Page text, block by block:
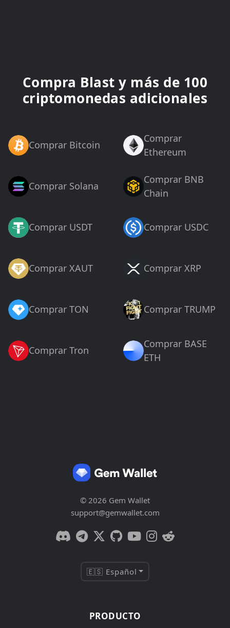
Compra Blast y más de 100
criptomonedas adicionales
Comprar Bitcoin
Comprar
Ethereum
Comprar Solana
Comprar BNB
Chain
Comprar USDT Comprar USDC
Comprar XAUT Comprar XRP
Comprar TON Comprar TRUMP
Comprar Tron
Comprar BASE
ETH
© 2026 Gem Wallet
support@gemwallet.com
🇪🇸 Español
PRODUCTO